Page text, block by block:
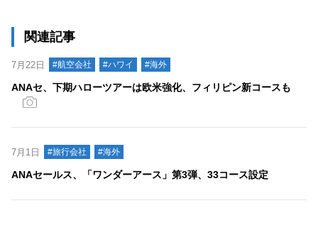
関連記事
7月22日 #航空会社 #ハワイ #海外
ANAセ、下期ハローツアーは欧米強化、フィリピン新コースも
7月1日 #旅行会社 #海外
ANAセールス、「ワンダーアース」第3弾、33コース設定